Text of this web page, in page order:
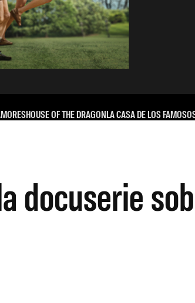
HOUSE OF THE DRAGONLA CASA DE LOS
docuserie